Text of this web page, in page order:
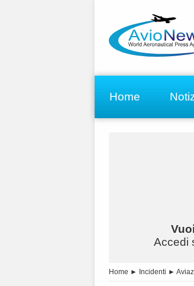
Home
Accedi
Home ► Incidenti ►